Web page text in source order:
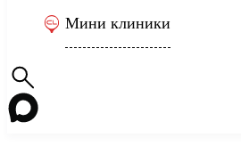
Мини клиники